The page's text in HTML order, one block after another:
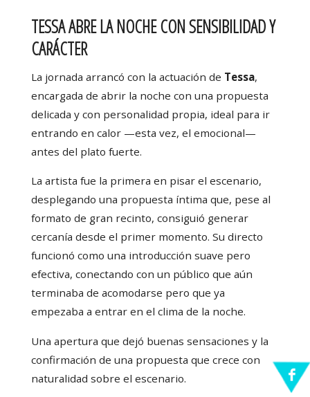
TESSA ABRE LA NOCHE CON SENSIBILIDAD Y
CARÁCTER
La jornada arrancó con la actuación de Tessa,
encargada de abrir la noche con una propuesta
delicada y con personalidad propia, ideal para ir
entrando en calor —esta vez, el emocional—
antes del plato fuerte.
La artista fue la primera en pisar el escenario,
desplegando una propuesta íntima que, pese al
formato de gran recinto, consiguió generar
cercanía desde el primer momento. Su directo
funcionó como una introducción suave pero
efectiva, conectando con un público que aún
terminaba de acomodarse pero que ya
empezaba a entrar en el clima de la noche.
Una apertura que dejó buenas sensaciones y la
confirmación de una propuesta que crece con
naturalidad sobre el escenario.